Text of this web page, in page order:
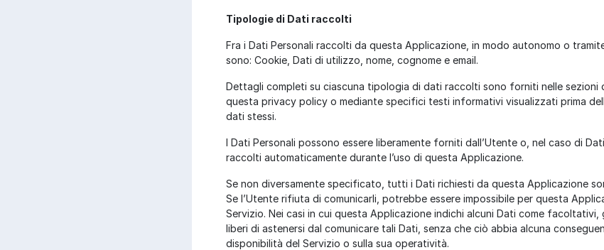
Tipologie di Dati raccolti
Fra i Dati Personali raccolti da questa Applicazione, in modo autonomo o
sono: Cookie, Dati di utilizzo, nome, cognome e email.
Dettagli completi su ciascuna tipologia di dati raccolti sono forniti nelle sezioni
questa privacy policy o mediante specifici testi informativi visualizzati prima
dati stessi.
I Dati Personali possono essere liberamente forniti dall’Utente o, nel caso di
raccolti automaticamente durante l’uso di questa Applicazione.
Se non diversamente specificato, tutti i Dati richiesti da questa Applicazione
Se l’Utente rifiuta di comunicarli, potrebbe essere impossibile per questa
Servizio. Nei casi in cui questa Applicazione indichi alcuni Dati come facoltativi,
liberi di astenersi dal comunicare tali Dati, senza che ciò abbia alcuna
disponibilità del Servizio o sulla sua operatività.